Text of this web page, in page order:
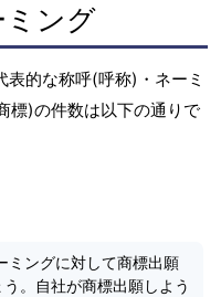
ング
的な称呼(呼称)・ネーミ
標)の件数は以下の通りで
ミングに対して商標出願
。自社が商標出願しよう